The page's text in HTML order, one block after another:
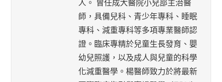
人。 曾任成大醫院小兒部主治醫
師，具備兒科、青少年專科、睡眠
專科、減重專科等多項專業醫師認
證。臨床專精於兒童生長發育、嬰
幼兒照護，以及成人與兒童的科學
化減重醫學。楊醫師致力於將最新